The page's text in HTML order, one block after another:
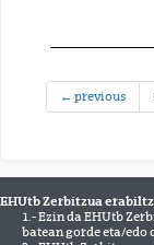
← previous
EHUtb Zerbitzua
1.- Ezin da EHUtb
batean gorde eta/edo